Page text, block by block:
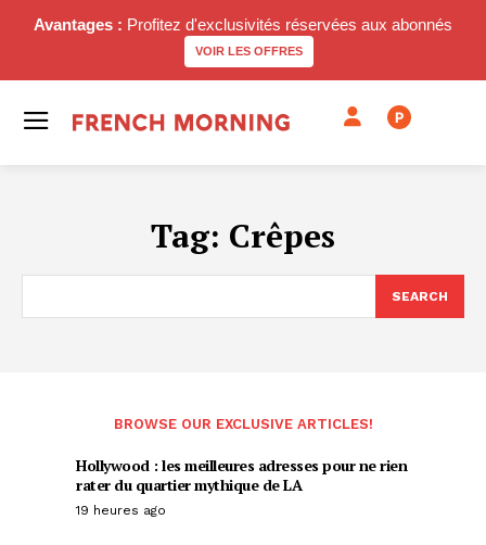
Avantages : Profitez d'exclusivités réservées aux abonnés
VOIR LES OFFRES
P
Tag: Crêpes
SEARCH
BROWSE OUR EXCLUSIVE ARTICLES!
Hollywood : les meilleures adresses pour ne rien
rater du quartier mythique de LA
19 heures ago